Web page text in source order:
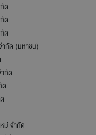
ด
ด
ด
ำกัด (มหาชน)
กัด
ด
ม่ จำกัด